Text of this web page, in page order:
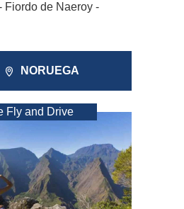
Fiordo de Naeroy -
NORUEGA
Fly and Drive